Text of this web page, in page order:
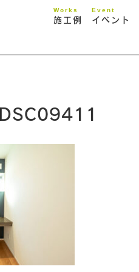
Works
施工例
Event
イベント